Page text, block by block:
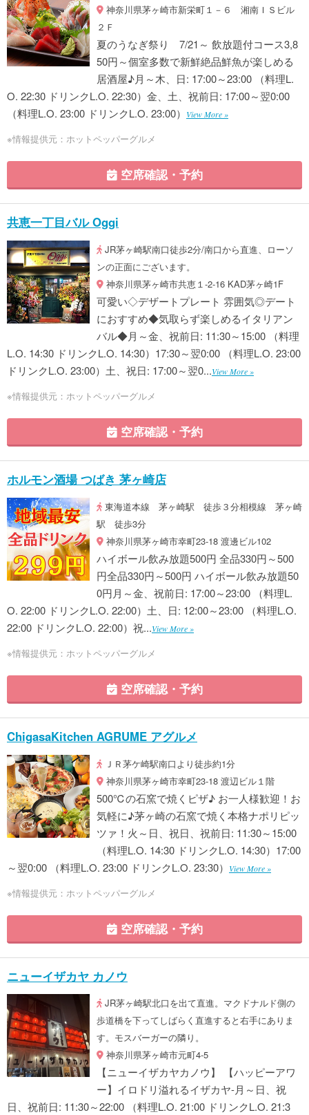
神奈川県茅ヶ崎市新栄町１－６ 湘南ＩＳビル
２Ｆ
夏のうなぎ祭り 7/21～ 飲放題付コース3,8
50円～個室多数で新鮮絶品鮮魚が楽しめる
居酒屋♪月～木、日: 17:00～23:00 （料理L.
O. 22:30 ドリンクL.O. 22:30）金、土、祝前日: 17:00～翌0:00
（料理L.O. 23:00 ドリンクL.O. 23:00）
View More »
※情報提供元：ホットペッパーグルメ
空席確認・予約
共恵一丁目バル Oggi
JR茅ヶ崎駅南口徒歩2分/南口から直進、ローソ
ンの正面にございます。
神奈川県茅ヶ崎市共恵１-2-16 KAD茅ヶ崎1F
可愛い◇デザートプレート 雰囲気◎デート
におすすめ◆気取らず楽しめるイタリアン
バル◆月～金、祝前日: 11:30～15:00 （料理
L.O. 14:30 ドリンクL.O. 14:30）17:30～翌0:00 （料理L.O. 23:00
ドリンクL.O. 23:00）土、祝日: 17:00～翌0...View More »
※情報提供元：ホットペッパーグルメ
空席確認・予約
ホルモン酒場 つばき 茅ヶ崎店
東海道本線 茅ヶ崎駅 徒歩３分相模線 茅ヶ崎
駅 徒歩3分
神奈川県茅ヶ崎市幸町23-18 渡邊ビル102
ハイボール飲み放題500円 全品330円～500
円全品330円～500円 ハイボール飲み放題50
0円月～金、祝前日: 17:00～23:00 （料理L.
O. 22:00 ドリンクL.O. 22:00）土、日: 12:00～23:00 （料理L.O.
22:00 ドリンクL.O. 22:00）祝...View More »
※情報提供元：ホットペッパーグルメ
空席確認・予約
ChigasaKitchen AGRUME アグルメ
ＪＲ茅ケ崎駅南口より徒歩約1分
神奈川県茅ヶ崎市幸町23-18 渡辺ビル１階
500℃の石窯で焼くピザ♪ お一人様歓迎！お
気軽に♪茅ヶ崎の石窯で焼く本格ナポリピッ
ツァ！火～日、祝日、祝前日: 11:30～15:00
（料理L.O. 14:30 ドリンクL.O. 14:30）17:00
～翌0:00 （料理L.O. 23:00 ドリンクL.O. 23:30）
View More »
※情報提供元：ホットペッパーグルメ
空席確認・予約
ニューイザカヤ カノウ
JR茅ヶ崎駅北口を出て直進。マクドナルド側の
歩道橋を下ってしばらく直進すると右手にありま
す。モスバーガーの隣り。
神奈川県茅ヶ崎市元町4-5
【ニューイザカヤカノウ】 【ハッピーアワ
ー】イロドリ溢れるイザカヤ-月～日、祝
日、祝前日: 11:30～22:00 （料理L.O. 21:00 ドリンクL.O. 21:3